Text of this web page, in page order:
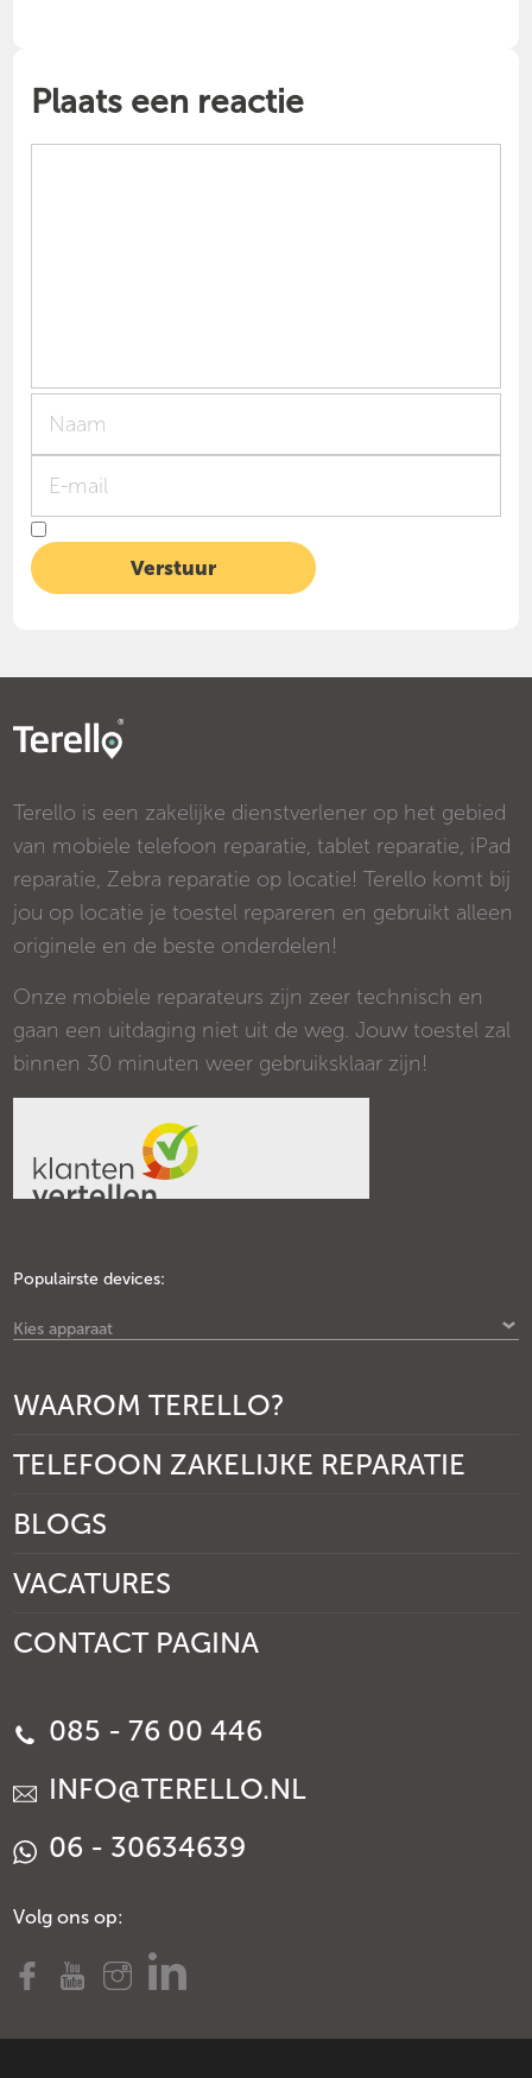
Plaats een reactie
Terello is een zakelijke dienstverlener op het gebied
van mobiele telefoon reparatie, tablet reparatie, iPad
reparatie, Zebra reparatie op locatie! Terello komt bij
jou op locatie je toestel repareren en gebruikt alleen
originele en de beste onderdelen!
Onze mobiele reparateurs zijn zeer technisch en
gaan een uitdaging niet uit de weg. Jouw toestel zal
binnen 30 minuten weer gebruiksklaar zijn!
Populairste devices:
Kies apparaat
WAAROM TERELLO?
TELEFOON ZAKELIJKE REPARATIE
BLOGS
VACATURES
CONTACT PAGINA
085 - 76 00 446
INFO@TERELLO.NL
06 - 30634639
Volg ons op: